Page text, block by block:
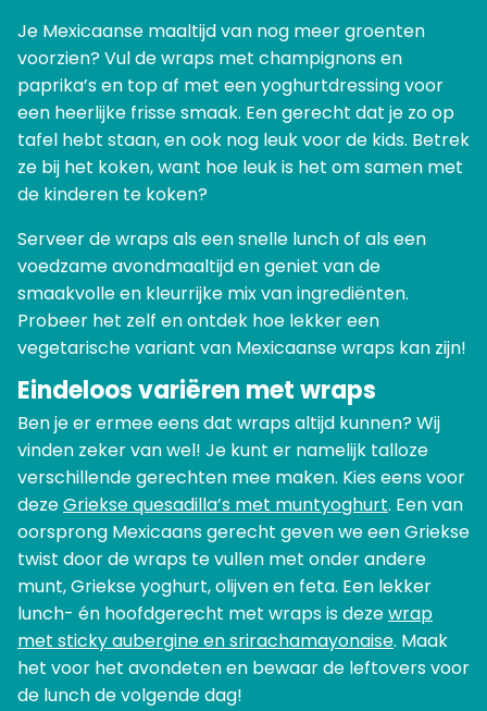
Je Mexicaanse maaltijd van nog meer groenten
voorzien? Vul de wraps met champignons en
paprika’s en top af met een yoghurtdressing voor
een heerlijke frisse smaak. Een gerecht dat je zo op
tafel hebt staan, en ook nog leuk voor de kids. Betrek
ze bij het koken, want hoe leuk is het om samen met
de kinderen te koken?
Serveer de wraps als een snelle lunch of als een
voedzame avondmaaltijd en geniet van de
smaakvolle en kleurrijke mix van ingrediënten.
Probeer het zelf en ontdek hoe lekker een
vegetarische variant van Mexicaanse wraps kan zijn!
Eindeloos variëren met wraps
Ben je er ermee eens dat wraps altijd kunnen? Wij
vinden zeker van wel! Je kunt er namelijk talloze
verschillende gerechten mee maken. Kies eens voor
dezeGriekse quesadilla’s met muntyoghurt. Een van
oorsprong Mexicaans gerecht geven we een Griekse
twist door de wraps te vullen met onder andere
munt, Griekse yoghurt, olijven en feta. Een lekker
lunch- én hoofdgerecht met wraps is dezewrap
met sticky aubergine en srirachamayonaise. Maak
het voor het avondeten en bewaar de leftovers voor
de lunch de volgende dag!